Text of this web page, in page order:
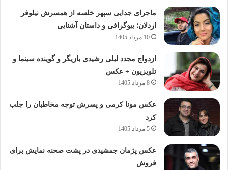
ماجرای جدایی سپهر خلسه از همسرش نیلوفر
اردلان؛ بیوگرافی و داستان آشنایی
10 مرداد 1405
ازدواج مجدد لیلی رشیدی بازیگر و گوینده سینما و
تلویزیون + عکس
8 مرداد 1405
عکس مونا کرمی و پسرش توجه مخاطبان را جلب
کرد
5 مرداد 1405
عکس پژمان جمشیدی در پشت صحنه نمایش برای
فروش